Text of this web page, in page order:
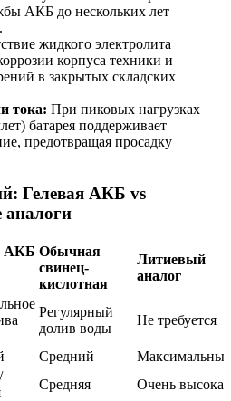
АКБ до нескольких лет
жидкого электролита
корпуса техники и
в закрытых складских
тока: При пиковых нагрузках
батарея поддерживает
предотвращая просадку
Гелевая АКБ vs
аналоги
АКБ Обычная
свинец-
кислотная
Литиевый
аналог
Регулярный
долив воды
Не требуется
Средний
Средняя Очень высокая